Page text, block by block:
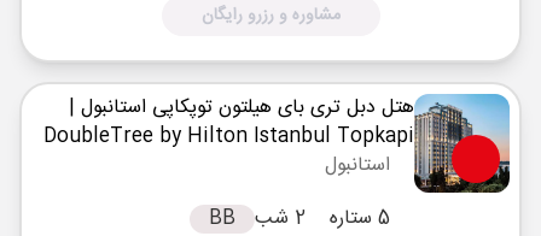
مشاوره و رزرو رایگان
هتل دبل تری بای هیلتون توپکاپی استانبول |
DoubleTree by Hilton Istanbul Topkapi
استانبول
5 ستاره
2 شب BB